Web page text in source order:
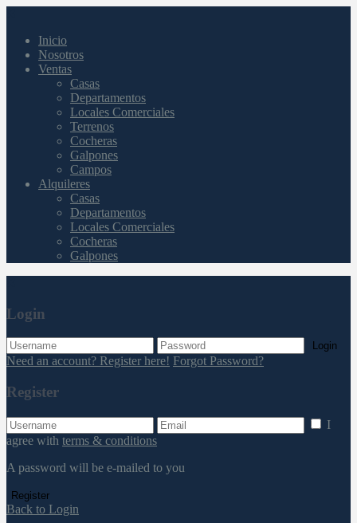
Inicio
Nosotros
Ventas
Casas
Departamentos
Locales Comerciales
Terrenos
Cocheras
Galpones
Campos
Alquileres
Casas
Departamentos
Locales Comerciales
Cocheras
Galpones
Login
Login
Need an account? Register here! Forgot Password?
Register
I
agree with terms & conditions
A password will be e-mailed to you
Register
Back to Login